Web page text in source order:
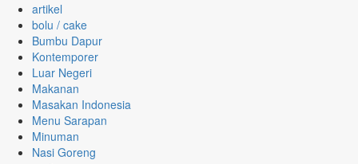
artikel
bolu / cake
Bumbu Dapur
Kontemporer
Luar Negeri
Makanan
Masakan Indonesia
Menu Sarapan
Minuman
Nasi Goreng